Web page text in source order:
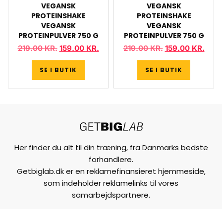
VEGANSK
PROTEINSHAKE
VEGANSK
PROTEINPULVER 750 G
219.00KR. 159.00 KR.
SE I BUTIK
VEGANSK
PROTEINSHAKE
VEGANSK
PROTEINPULVER 750 G
219.00KR. 159.00 KR.
SE I BUTIK
Her finder du alt til din træning, fra Danmarks bedste
forhandlere.
Getbiglab.dk er en reklamefinansieret hjemmeside,
som indeholder reklamelinks til vores
samarbejdspartnere.